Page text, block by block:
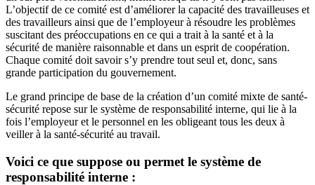
L’objectif de ce comité est d’améliorer la capacité des travailleuses et
des travailleurs ainsi que de l’employeur à résoudre les problèmes
suscitant des préoccupations en ce qui a trait à la santé et à la
sécurité de manière raisonnable et dans un esprit de coopération.
Chaque comité doit savoir s’y prendre tout seul et, donc, sans
grande participation du gouvernement.
Le grand principe de base de la création d’un comité mixte de santé-
sécurité repose sur le système de responsabilité interne, qui lie à la
fois l’employeur et le personnel en les obligeant tous les deux à
veiller à la santé-sécurité au travail.
Voici ce que suppose ou permet le système de
responsabilité interne :